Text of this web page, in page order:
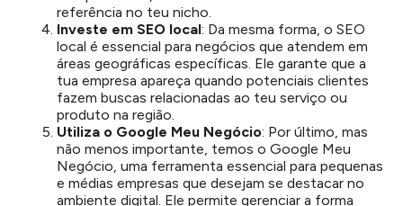
referência no teu nicho.
Investe em SEO local: Da mesma forma, o SEO
local é essencial para negócios que atendem em
áreas geográficas específicas. Ele garante que a
tua empresa apareça quando potenciais clientes
fazem buscas relacionadas ao teu serviço ou
produto na região.
Utiliza o Google Meu Negócio: Por último, mas
não menos importante, temos o Google Meu
Negócio, uma ferramenta essencial para pequenas
e médias empresas que desejam se destacar no
ambiente digital. Ele permite gerenciar a forma